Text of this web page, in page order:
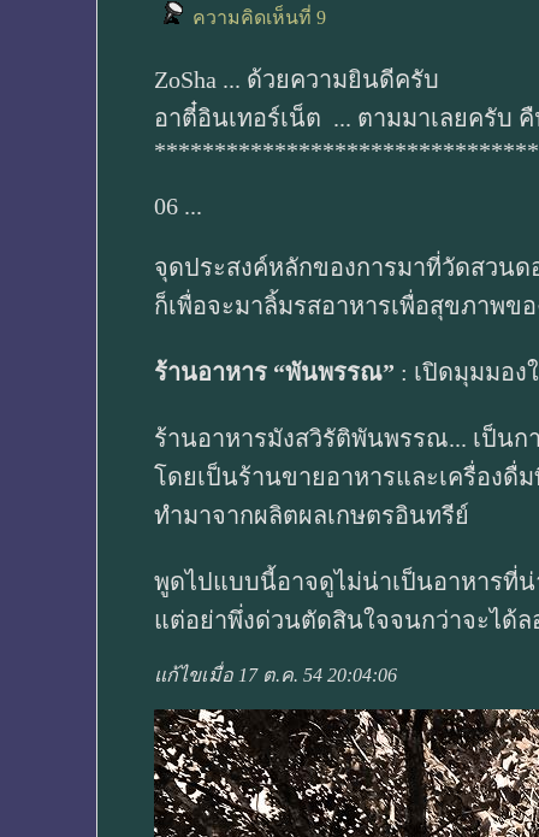
ความคิดเห็นที่ 9
ZoSha ... ด้วยความยินดีครับ
อาตี๋อินเทอร์เน็ต ... ตามมาเลยครับ
06 ...
จุดประสงค์หลักของการมาที่วัดสวนด
ก็เพื่อจะมาลิ้มรสอาหารเพื่อสุขภาพ
ร้านอาหาร “พันพรรณ” : เปิดมุมมอง
ร้านอาหารมังสวิรัติพันพรรณ... เป็น
โดยเป็นร้านขายอาหารและเครื่องดื่
ทำมาจากผลิตผลเกษตรอินทรีย์
พูดไปแบบนี้อาจดูไม่น่าเป็นอาหารที่
แต่อย่าพึ่งด่วนตัดสินใจจนกว่าจะได้ล
แก้ไขเมื่อ 17 ต.ค. 54 20:04:06